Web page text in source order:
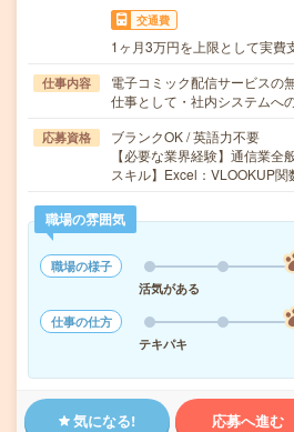
交通費
1ヶ月3万円を上限として実費
仕事内容
電子コミック配信サービスの
仕事として・社内システムへ
応募資格
ブランクOK / 英語力不要
【必要な業界経験】通信業
スキル】Excel：VLOOKUP
職場の雰囲気
職場の様子
活気がある
仕事の仕方
テキパキ
気になる! 応募へ進む